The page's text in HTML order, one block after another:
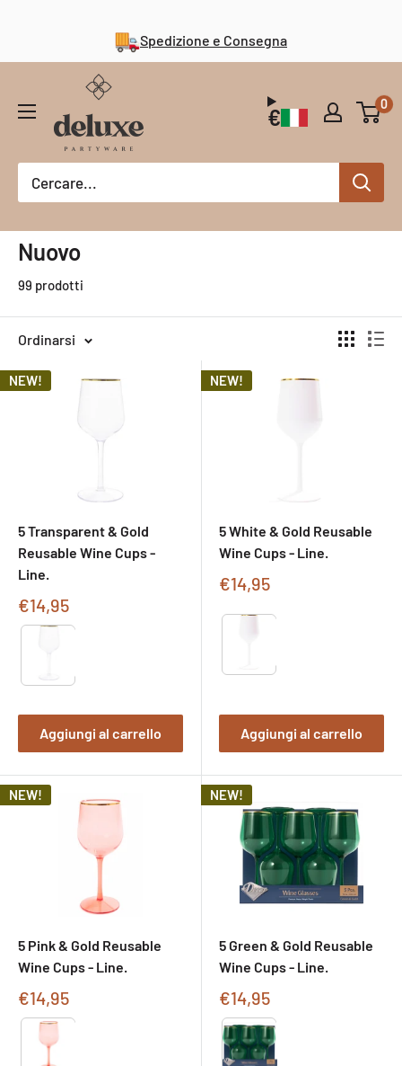
content
Spedizione e Consegna
Deluxe
Partyware
€
0
Nuovo
99 prodotti
Ordinarsi
NEW!
5 Transparent & Gold
Reusable Wine Cups -
Line.
Prezzo
di
€14,95
Aggiungi al carrello
NEW!
5 White & Gold Reusable
Wine Cups - Line.
Prezzo
vendita
€14,95
Aggiungi al carrello
NEW!
5 Pink & Gold Reusable
Wine Cups - Line.
Prezzo
di
vendita
€14,95
Type
NEW!
5 Green & Gold Reusable
Wine Cups - Line.
Prezzo
di
vendita
€14,95
Type